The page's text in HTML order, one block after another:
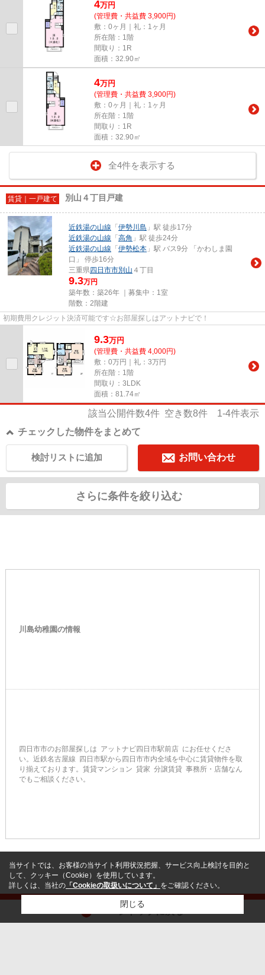
4万円
(管理費・共益費 3,900円)
敷：0ヶ月｜礼：1ヶ月
所在階：1階
間取り：1R
面積：32.90㎡
4万円
(管理費・共益費 3,900円)
敷：0ヶ月｜礼：1ヶ月
所在階：1階
間取り：1R
面積：32.90㎡
全4件を表示する
賃貸｜一戸建て 別山４丁目戸建
近鉄湯の山線 「 伊勢川島 」駅 徒歩17分
近鉄湯の山線 「 高角 」駅 徒歩24分
近鉄湯の山線 「 伊勢松本 」駅 バス9分 「かわしま園
口」 停歩16分
三重県四日市市別山 ４丁目
9.3万円
築年数：築26年 ｜募集中： 1室
階数：2階建
初期費用クレジット決済可能です☆お部屋探しはアットナビで！
9.3万円
(管理費・共益費 4,000円)
敷：0万円｜礼：3万円
所在階：1階
間取り：3LDK
面積：81.74㎡
該当公開件数4件 空き数8件 1-4件表示
チェックした物件をまとめて
お問い合わせ
検討リストに追加
さらに条件を絞り込む
川島幼稚園の情報
四日市市のお部屋探しは アットナビ四日市駅前店 にお任せくださ
い。近鉄名古屋線 四日市駅から四日市市内全域を中心に賃貸物件を取
り揃えております。賃貸マンション 貸家 分譲賃貸 事務所・店舗なん
でもご相談ください。
ページトップに戻る
当サイトでは、お客様の当サイト利用状況把握、サービス向上検討を目的と
して、クッキー（Cookie）を使用しています。
詳しくは、当社の 「Cookieの取扱いについて」 をご確認ください。
閉じる